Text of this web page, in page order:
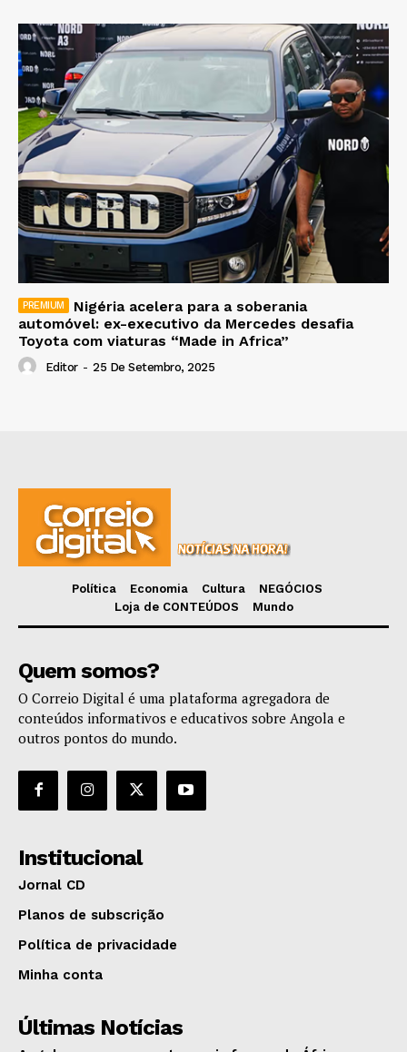
Nigéria acelera para a soberania
automóvel: ex-executivo da Mercedes desafia
Toyota com viaturas “Made in Africa”
Editor - 25 De Setembro, 2025
Política Economia Cultura
NEGÓCIOS
Loja de CONTEÚDOS
Mundo
Quem somos?
O Correio Digital é uma plataforma agregadora de
conteúdos informativos e educativos sobre Angola e
outros pontos do mundo.
Institucional
Jornal CD
Planos de subscrição
Política de privacidade
Minha conta
Últimas Notícias